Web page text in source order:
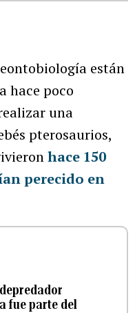
están
hace poco
una
pterosaurios,
hace 150
perecido en
fue parte del